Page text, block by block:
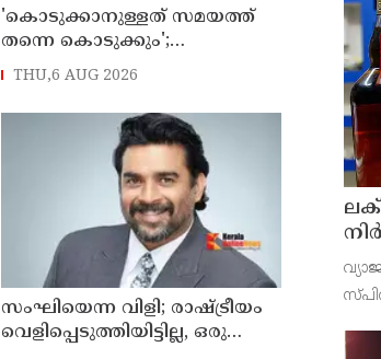
'കൊടുക്കാനുള്ളത് സമയത്ത്
തന്നെ കൊടുക്കും';
പൊലീസിനെതിരെ ഭീഷണി;
കേസെടുത്തു
THU,6 AUG 2026
സംഘിയെന്ന വിളി; രാഷ്ട്രീയം
വെളിപ്പെടുത്തിയിട്ടില്ല, ഒരു